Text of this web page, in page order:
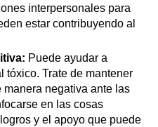
interpersonales para
estar contribuyendo al
Puede ayudar a
tóxico. Trate de mantener
manera negativa ante las
en las cosas
y el apoyo que puede